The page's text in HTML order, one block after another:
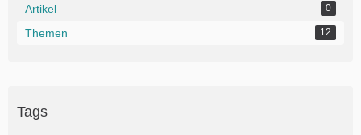
Artikel 0
Themen 12
Tags